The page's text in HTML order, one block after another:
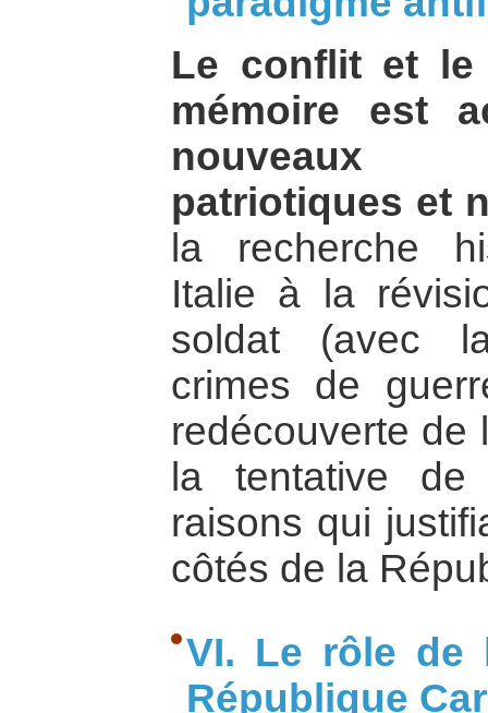
Le conflit et le
mémoire est
nouveaux
patriotiques et
la recherche
Italie à la
soldat (avec
crimes de
redécouverte de
la tentative de
raisons qui
côtés de la
VI. Le rôle de
République